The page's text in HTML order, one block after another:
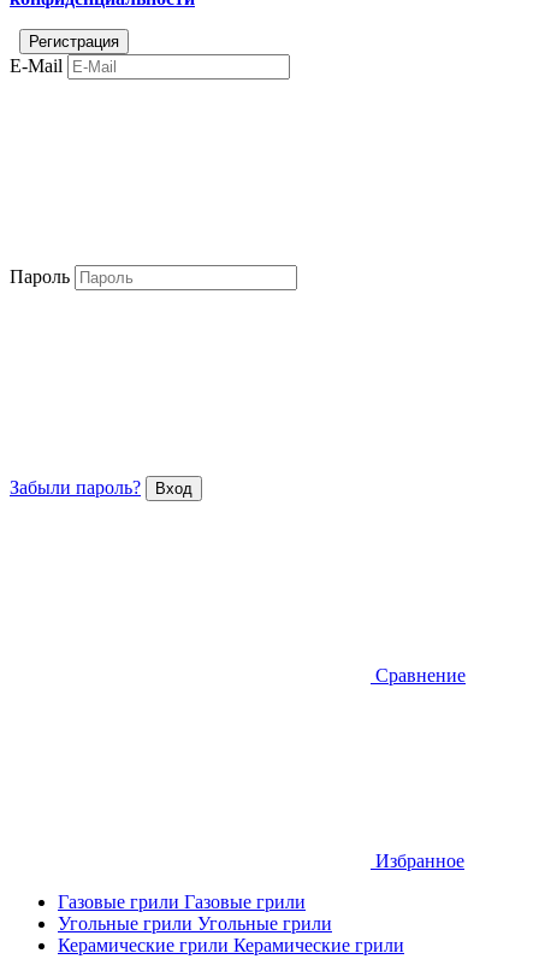
E-Mail
Пароль
Забыли пароль?
Сравнение
Избранное
Газовые грили Газовые грили
Угольные грили Угольные грили
Керамические грили Керамические грили